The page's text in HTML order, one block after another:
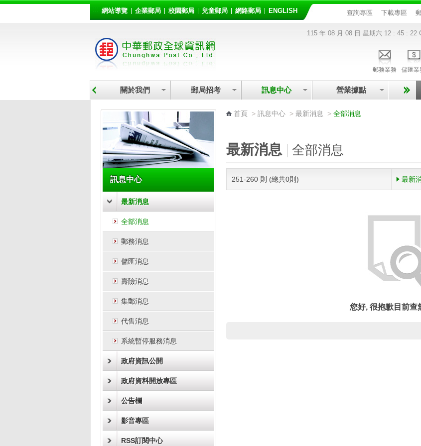
網站導覽 企業郵局 校園郵局 兒童郵局 網路郵局 ENGLISH 查詢專區 下載專區
115 年 08 月 08 日 星期六 12 : 45 : 23
郵務業務 儲匯業
關於我們 郵局招考 訊息中心
營業據點
訊息中心
最新消息
全部消息
郵務消息
儲匯消息
壽險消息
集郵消息
代售消息
系統暫停服務消息
政府資訊公開
政府資料開放專區
公告欄
影音專區
RSS訂閱中心
首頁 > 訊息中心 > 最新消息 > 全部消息
最新消息 全部消息
251-260 則 (總共0則) 最新
您好, 很抱歉目前查